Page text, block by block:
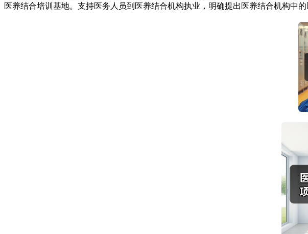
医养结合培训基地。支持医务人员到医养结合机构执业，明确提出医养结合机构中